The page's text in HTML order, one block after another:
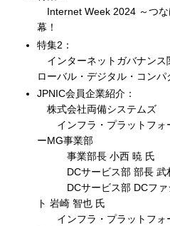
Internet Week 2024 ～つな
幕！
特集2：
インターネットガバナンス
ローバル・デジタル・コンパ
JPNIC会員企業紹介：
株式会社両備システムズ
インフラ・プラットフォ
ーMG事業部
事業部長 小西 暁 氏
DCサービス部 部長 武
DCサービス部 DCファシ
ト 岩崎 智也 氏
インフラ・プラットフォ